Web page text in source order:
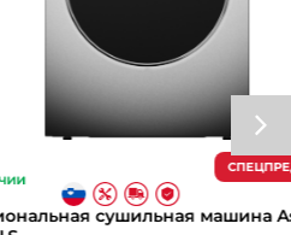
СПЕЦПРЕДЛОЖЕНИЕ
машина Asko